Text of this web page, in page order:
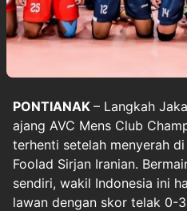
PONTIANAK – Langkah
ajang AVC Mens Club
terhenti setelah menyerah
Foolad Sirjan Iranian.
sendiri, wakil Indonesia ini
lawan dengan skor telak 0-